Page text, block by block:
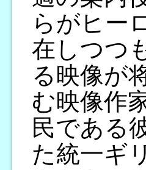
らがヒー
在しつつ
る映像が
む映像作
民である
た統一ギ